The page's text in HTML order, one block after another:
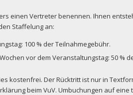
einen Vertreter benennen. Ihnen
Staffelung an:
100 % der Teilnahmegebühr.
vor dem Veranstaltungstag: 50 %
kostenfrei. Der Rücktritt ist nur in
beim VuV. Umbuchungen auf